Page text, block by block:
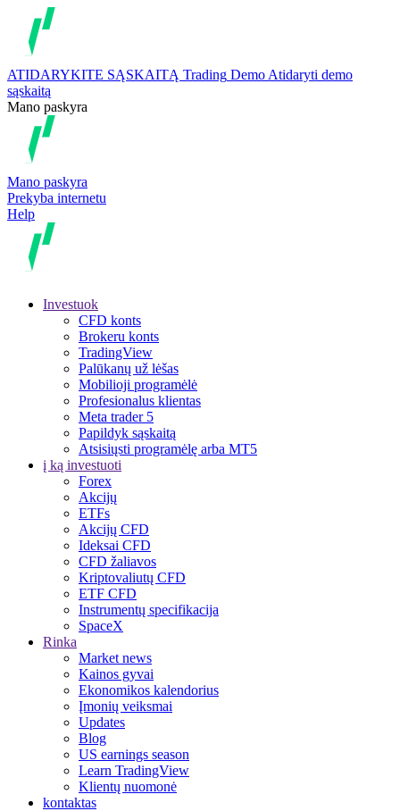
ATIDARYKITE SĄSKAITĄ Trading Demo Atidaryti demo
sąskaitą
Mano paskyra
Mano paskyra
Prekyba internetu
Help
Investuok
CFD konts
Brokeru konts
TradingView
Palūkanų už lėšas
Mobilioji programėlė
Profesionalus klientas
Meta trader 5
Papildyk sąskaitą
Atsisiųsti programėlę arba MT5
į ką investuoti
Forex
Akcijų
ETFs
Akcijų CFD
Ideksai CFD
CFD žaliavos
Kriptovaliutų CFD
ETF CFD
Instrumentų specifikacija
SpaceX
Rinka
Market news
Kainos gyvai
Ekonomikos kalendorius
Įmonių veiksmai
Updates
Blog
US earnings season
Learn TradingView
Klientų nuomonė
kontaktas